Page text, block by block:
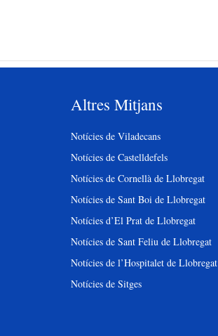
Altres Mitjans
Notícies de Viladecans
Notícies de Castelldefels
Notícies de Cornellà de Llobregat
Notícies de Sant Boi de Llobregat
Notícies d’El Prat de Llobregat
Notícies de Sant Feliu de Llobregat
Notícies de l’Hospitalet de Llobregat
Notícies de Sitges